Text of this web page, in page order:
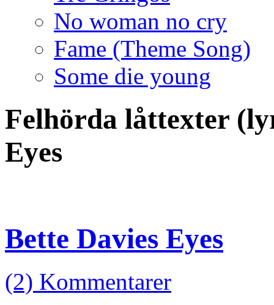
No woman no cry
Fame (Theme Song)
Some die young
Felhörda låttexter
Eyes
Bette Davies Eyes
(2) Kommentarer